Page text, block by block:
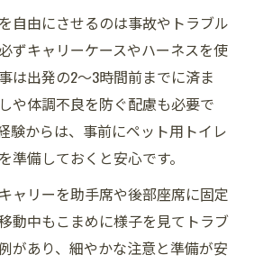
自由にさせるのは事故やトラブル
ずキャリーケースやハーネスを使
は出発の2〜3時間前までに済ま
や体調不良を防ぐ配慮も必要で
験からは、事前にペット用トイレ
準備しておくと安心です。
ャリーを助手席や後部座席に固定
動中もこまめに様子を見てトラブ
があり、細やかな注意と準備が安